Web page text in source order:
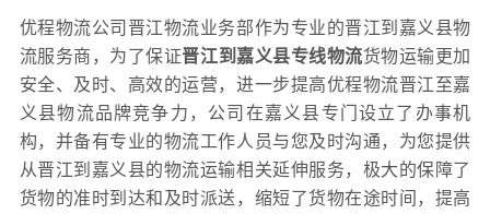
优程物流公司晋江物流业务部作为专业的晋江到嘉义县物
流服务商，为了保证晋江到嘉义县专线物流货物运输更加
安全、及时、高效的运营，进一步提高优程物流晋江至嘉
义县物流品牌竞争力，公司在嘉义县专门设立了办事机
构，并备有专业的物流工作人员与您及时沟通，为您提供
从晋江到嘉义县的物流运输相关延伸服务，极大的保障了
货物的准时到达和及时派送，缩短了货物在途时间，提高